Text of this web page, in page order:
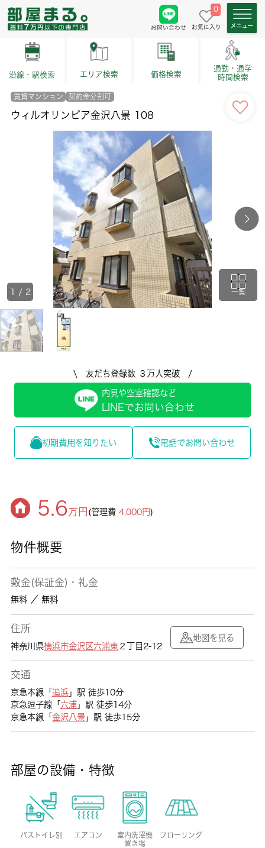
お問い合わせ
0
お気に入り
沿線・駅検索 エリア検索 価格検索
通勤・通学
時間検索
賃貸マンション 契約金分割可
ウィルオリンピア金沢八景 108
一覧
1 / 2
\ 友だち登録数 ３万人突破 /
内見や空室確認など
LINEでお問い合わせ
初期費用を知りたい 電話でお問い合わせ
5.6万円 (管理費4,000円)
物件概要
敷金(保証金)・礼金
無料 ／ 無料
住所
神奈川県横浜市金沢区六浦東２丁目2-12
地図を見る
交通
京急本線「 追浜」駅 徒歩10分
京急逗子線「 六浦」駅 徒歩14分
京急本線「 金沢八景」駅 徒歩15分
部屋の設備・特徴
バストイレ別 エアコン
室内洗濯機
置き場
フローリング